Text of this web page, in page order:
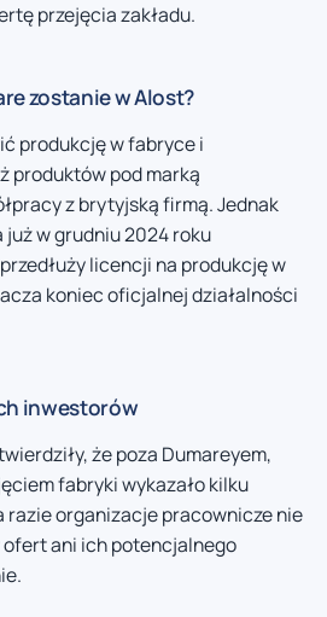
przejęcia zakładu.
zostanie w Alost?
produkcję w fabryce i
produktów pod marką
z brytyjską firmą. Jednak
w grudniu 2024 roku
licencji na produkcję w
koniec oficjalnej działalności
inwestorów
że poza Dumareyem,
fabryki wykazało kilku
razie organizacje pracownicze nie
ofert ani ich potencjalnego